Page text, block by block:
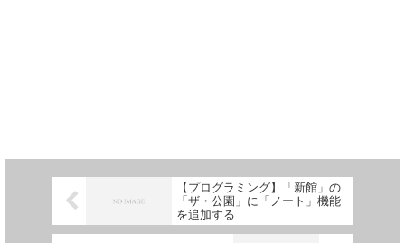
【プログラミング】「新館」の
「ザ・公園」に「ノート」機能
を追加する